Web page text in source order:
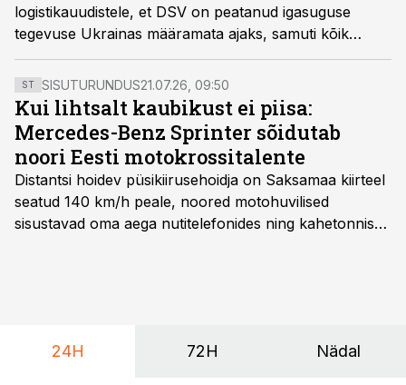
logistikauudistele, et DSV on peatanud igasuguse
tegevuse Ukrainas määramata ajaks, samuti kõik
regulaarveod Venemaa ja Valgevene suunal, kaasa
arvatud veod, mis läbivad neid riike transiidina.
ST SISUTURUNDUS21.07.26, 09:50
Kui lihtsalt kaubikust ei piisa:
Mercedes-Benz Sprinter sõidutab
noori Eesti motokrossitalente
Distantsi hoidev püsikiirusehoidja on Saksamaa kiirteel
seatud 140 km/h peale, noored motohuvilised
sisustavad oma aega nutitelefonides ning kahetonnises
24H 72H Nädal